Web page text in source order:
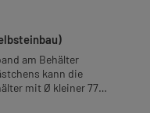
am Behälter
kann die
mit Ø kleiner 77